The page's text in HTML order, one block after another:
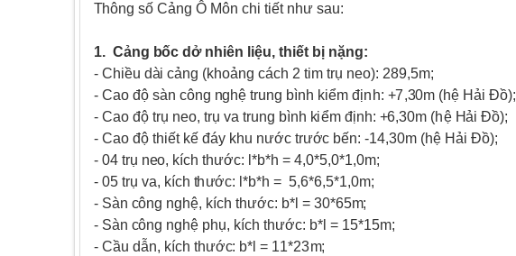
Thôngsố Cảng Ô Môn chi tiết nhưsau:
1. Cảng bốc dở n hiên iệu, thiết bị nặng:
- Chiều dài cảng (khoảng cách 2 tim trụ neo): 289,5m;
- Cao độ sàn công nghệ trung bình kiểm địn h: +7,30m (hệ HảiĐồ);
- Cao độ trụ neo, trụ va trung bình kiểm định: +6,30m (hệ HảiĐồ);
- Cao độ thiết kế đáy khu nước trước bến:-14,30m (hệ HảiĐồ);
- 04 trụ neo, kíchthước: l*b*h =4,0*5,0*1,0m;
- 05 trụ va, kích thước: l*b*h =5,6*6,5*1,0m;
- Sàn công nghệ, kích thước: b*l =30*65m;
- Sàn công nghệ phụ, kíchthước: b* l = 15*15m;
- Cầu dẫn, kích thước: b* l = 11*23m;